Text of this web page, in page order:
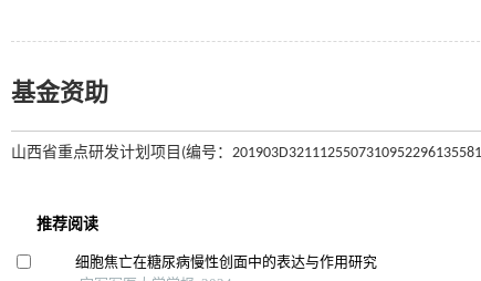
基金资助
山西省重点研发计划项目(编号：